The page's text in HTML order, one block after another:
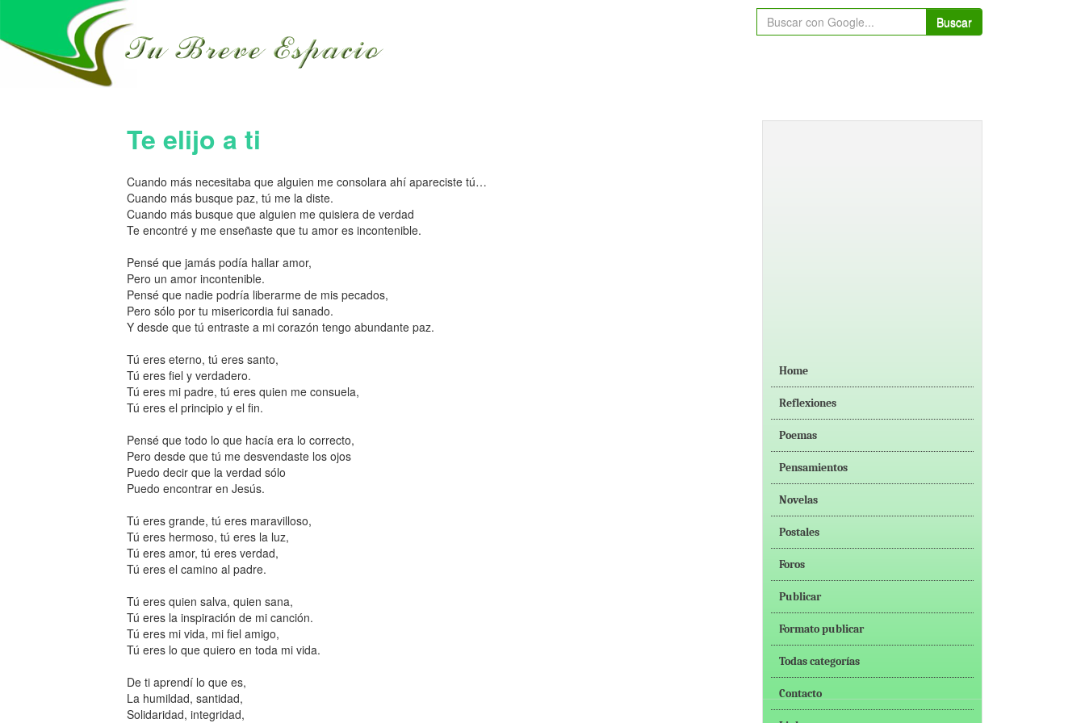
Buscar
Te elijo a ti
Cuando más necesitaba que alguien me consolara ahí apareciste tú…
Cuando más busque paz, tú me la diste.
Cuando más busque que alguien me quisiera de verdad
Te encontré y me enseñaste que tu amor es incontenible.
Pensé que jamás podía hallar amor,
Pero un amor incontenible.
Pensé que nadie podría liberarme de mis pecados,
Pero sólo por tu misericordia fui sanado.
Y desde que tú entraste a mi corazón tengo abundante paz.
Tú eres eterno, tú eres santo,
Tú eres fiel y verdadero.
Tú eres mi padre, tú eres quien me consuela,
Tú eres el principio y el fin.
Pensé que todo lo que hacía era lo correcto,
Pero desde que tú me desvendaste los ojos
Puedo decir que la verdad sólo
Puedo encontrar en Jesús.
Tú eres grande, tú eres maravilloso,
Tú eres hermoso, tú eres la luz,
Tú eres amor, tú eres verdad,
Tú eres el camino al padre.
Tú eres quien salva, quien sana,
Tú eres la inspiración de mi canción.
Tú eres mi vida, mi fiel amigo,
Tú eres lo que quiero en toda mi vida.
De ti aprendí lo que es,
La humildad, santidad,
Solidaridad, integridad,
Home
Reflexiones
Poemas
Pensamientos
Novelas
Postales
Foros
Publicar
Formato publicar
Todas categorías
Contacto